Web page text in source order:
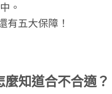
。
有五大保障！
知道合不合適？